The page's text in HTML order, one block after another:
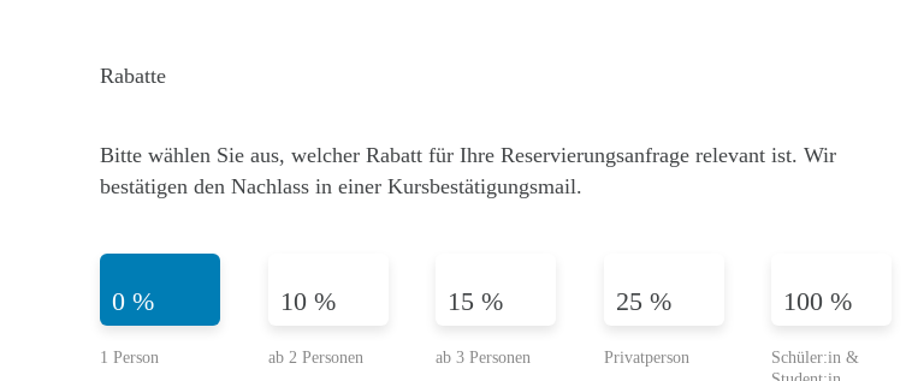
Rabatte
Bitte wählen Sie aus, welcher Rabatt für Ihre Reservierungsanfrage relevant ist. Wir
bestätigen den Nachlass in einer Kursbestätigungsmail.
0 % 10 % 15 % 25 % 100 %